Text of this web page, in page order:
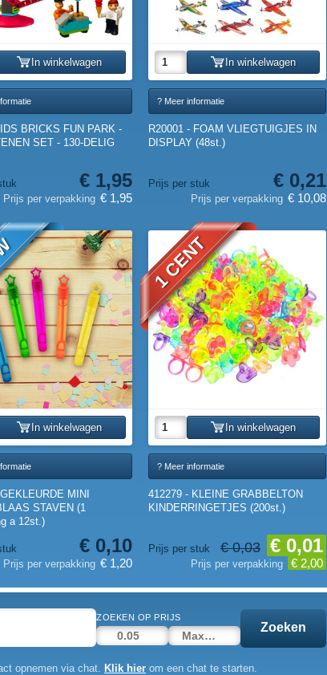
In winkelwagen
BRICKS FUN PARK -
SET - 130-DELIG
€ 1,95
Prijs per verpakking € 1,95
In winkelwagen
? Meer informatie
R20001 - FOAM VLIEGTUIGJES IN
DISPLAY (48st.)
Prijs per stuk € 0,21
Prijs per verpakking € 10,08
In winkelwagen
MINI
STAVEN (1
a 12st.)
€ 0,10
Prijs per verpakking € 1,20
1 CENT
In winkelwagen
? Meer informatie
412279 - KLEINE GRABBELTON
KINDERRINGETJES (200st.)
Prijs per stuk € 0,03 € 0,01
Prijs per verpakking € 2,00
ZOEKEN OP PRIJS
Zoeken
opnemen via chat. Klik hier om een chat te starten.